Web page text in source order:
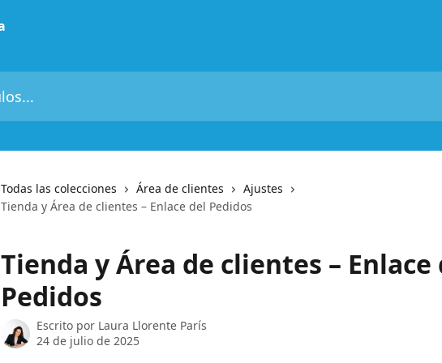
Todas las colecciones Área de clientes
Ajustes
Tienda y Área de clientes – Enlace del Pedidos
Tienda y Área de clientes – Enlace
Pedidos
Escrito por Laura Llorente París
24 de julio de 2025